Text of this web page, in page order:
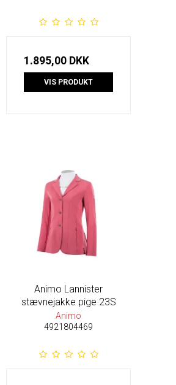
1.895,00 DKK
VIS PRODUKT
Animo Lannister
stævnejakke pige 23S
Animo
4921804469